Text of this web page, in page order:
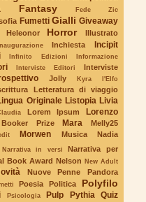
Fantasy Fede Zic
Fumetti Gialli Giveaway
Heleonor Horror Illustrato
Inchiesta
Incipit
Infinito Edizioni Informazione
Interviste Editori
Interviste
Jolly Kyra l'Elfo
Letteratura di viaggio
Originale Listopia Livia
Lorem Ipsum
Lorenzo
Prize Mara
Melly25
Morwen Musica Nadia
Narrativa in versi
Narrativa per
Book Award Nelson New Adult
Nuove Penne Pandora
Poesia Politica Polyfilo
Psicologia Pulp Pythia Quiz